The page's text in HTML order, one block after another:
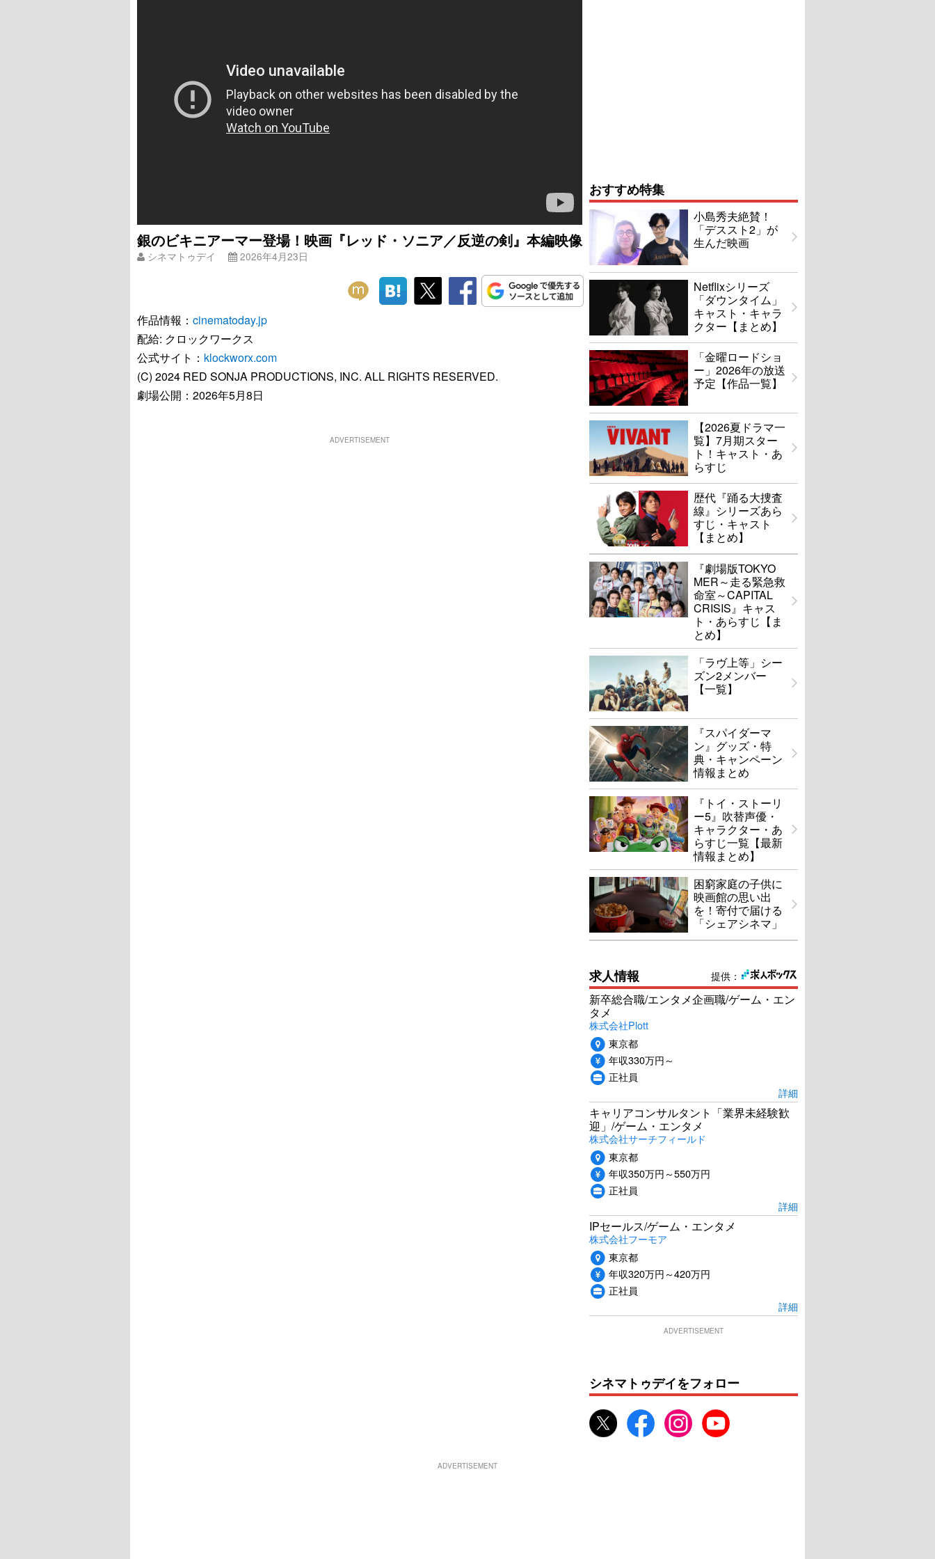
銀のビキニアーマー登場！映画『レッド・ソニア／反逆の剣』本編映像
シネマトゥデイ 2026年4月23日
作品情報： cinematoday.jp
配給: クロックワークス
公式サイト： klockworx.com
(C) 2024 RED SONJA PRODUCTIONS, INC. ALL RIGHTS RESERVED.
劇場公開：2026年5月8日
ADVERTISEMENT
おすすめ特集
小島秀夫絶賛！
「デススト2」が
生んだ映画
Netflixシリーズ
「ダウンタイム」
キャスト・キャラ
クター【まとめ】
「金曜ロードショ
ー」2026年の放送
予定【作品一覧】
【2026夏ドラマ一
覧】7月期スター
ト！キャスト・あ
らすじ
歴代『踊る大捜査
線』シリーズあら
すじ・キャスト
【まとめ】
『劇場版TOKYO
MER～走る緊急救
命室～CAPITAL
CRISIS』キャス
ト・あらすじ【ま
とめ】
「ラヴ上等」シー
ズン2メンバー
【一覧】
『スパイダーマ
ン』グッズ・特
典・キャンペーン
情報まとめ
『トイ・ストーリ
ー5』吹替声優・
キャラクター・あ
らすじ一覧【最新
情報まとめ】
困窮家庭の子供に
映画館の思い出
を！寄付で届ける
「シェアシネマ」
提供：
求人情報
新卒総合職/エンタメ企画職/ゲーム・エン
タメ
株式会社Plott
東京都
年収330万円～
正社員
詳細
キャリアコンサルタント「業界未経験歓
迎」/ゲーム・エンタメ
株式会社サーチフィールド
東京都
年収350万円～550万円
正社員
詳細
IPセールス/ゲーム・エンタメ
株式会社フーモア
東京都
年収320万円～420万円
正社員
詳細
ADVERTISEMENT
シネマトゥデイをフォロー
ADVERTISEMENT